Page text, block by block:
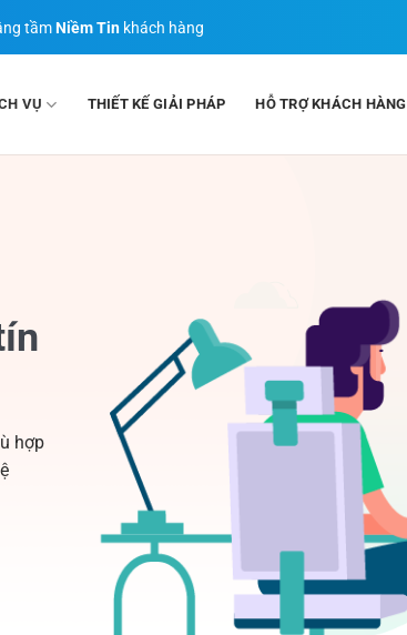
tầmNiềm Tin khách hàng
VỤ THIẾT KẾ GIẢI PHÁP HỖ TRỢ KHÁCH HÀNG
hợp